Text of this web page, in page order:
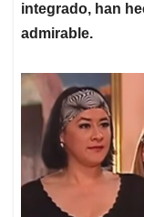
integrado, han
admirable.